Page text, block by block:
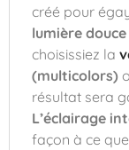
créé pour
lumière
choisissiez la
(multicolors)
résultat sera
L’éclairage
façon à ce